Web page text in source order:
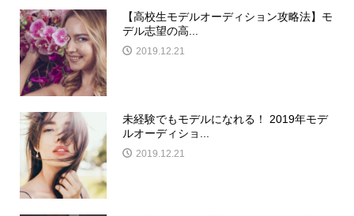
【高校生モデルオーディション攻略法】モ
デル志望の高...
2019.12.21
未経験でもモデルになれる！ 2019年モデ
ルオーディショ...
2019.12.21